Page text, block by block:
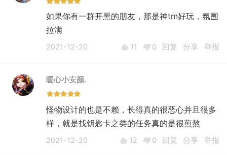
如果你有一群开黑的朋友，那是神tm好玩，氛围
拉满
2021-12-20 11 0 回复 分享 举报
暖心小安颜.
怪物设计的也是不赖，长得真的很恶心并且很多
样，就是找钥匙卡之类的任务真的是很煎熬
2021-12-20 12 0 回复 分享 举报